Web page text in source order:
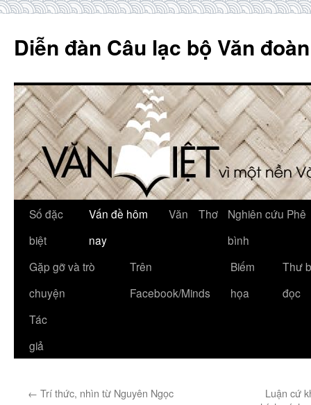
content
Diễn đàn Câu lạc bộ Văn
Số đặc
biệt
Vấn đề hôm
nay
Văn Thơ
Nghiên cứu Phê
bình
Gặp gỡ và trò
chuyện
Trên
Facebook/Minds
Biếm
họa
Thư
đọc
Tác
giả
← Trí thức, nhìn từ Nguyên Ngọc
Luận cứ